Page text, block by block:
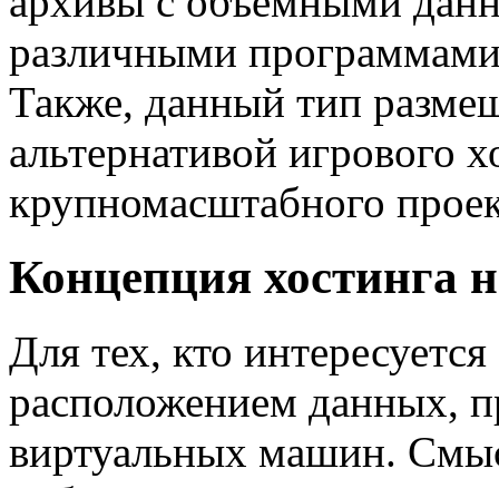
различными
Также, данный тип
альтернативой игрового
крупномасштабного
Концепция хостинга
Для тех, кто
расположением данных,
виртуальных машин.